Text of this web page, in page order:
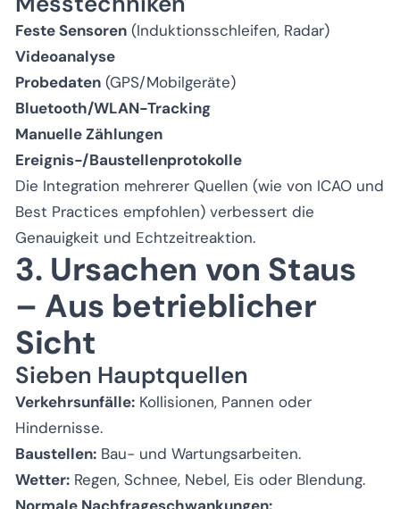
Feste Sensoren (Induktionsschleifen, Radar)
Videoanalyse
Probedaten (GPS/Mobilgeräte)
Bluetooth/WLAN-Tracking
Manuelle Zählungen
Ereignis-/Baustellenprotokolle
Die Integration mehrerer Quellen (wie von ICAO und
Best Practices empfohlen) verbessert die
Genauigkeit und Echtzeitreaktion.
3. Ursachen von Staus
– Aus betrieblicher
Sicht
Sieben Hauptquellen
Verkehrsunfälle: Kollisionen, Pannen oder
Hindernisse.
Baustellen: Bau- und Wartungsarbeiten.
Wetter: Regen, Schnee, Nebel, Eis oder Blendung.
Normale Nachfrageschwankungen: